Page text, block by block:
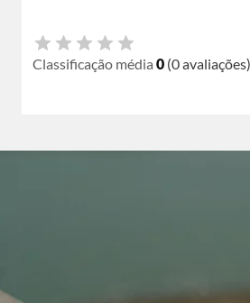
Classificação média 0 (0 avaliações)